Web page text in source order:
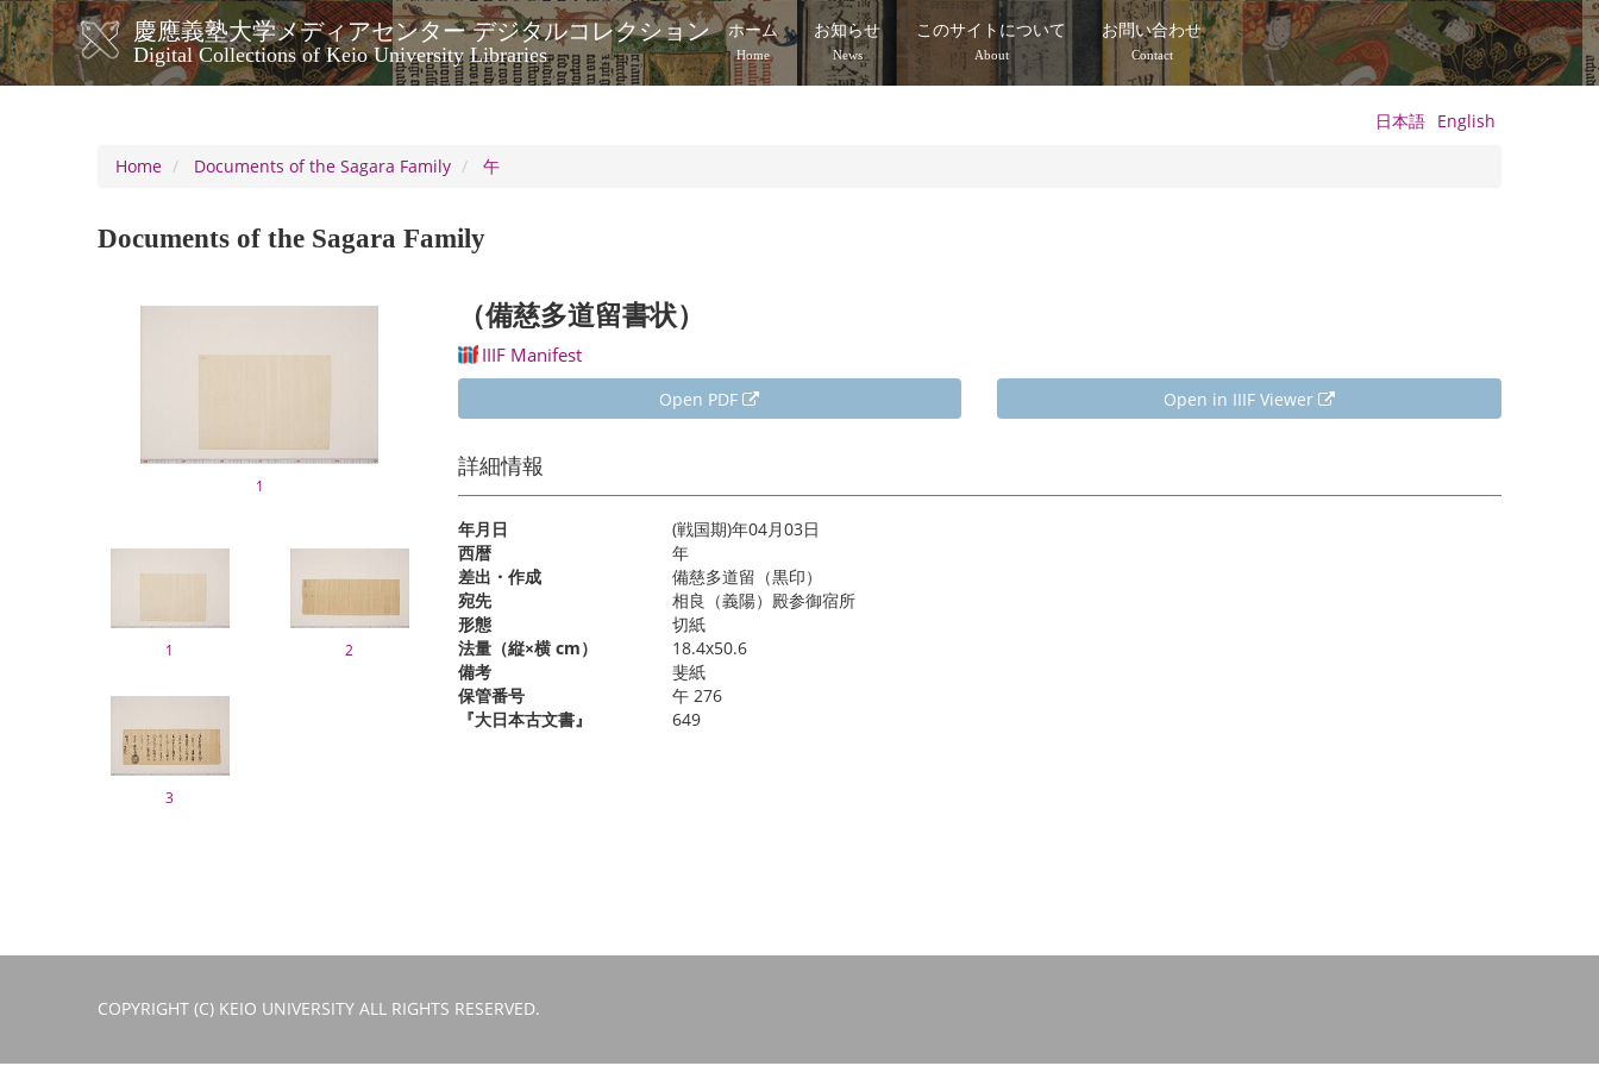
Skip
to
main
content
慶應義塾大学メディアセンター デジタルコレクション
Digital Collections of Keio University Libraries
メ
イ
ビ
シ
ホーム
Home
お知らせ
News
このサイトについて
About
お問い合わせ
Contact
日本語 English
Home
Documents of the Sagara Family 午
Documents of the Sagara Family
1
1 2
3
（備慈多道留書状）
IIIF Manifest
Open PDF Open in IIIF Viewer
詳細情報
年月日
(戦国期)年04月03日
西暦
年
差出・作成
備慈多道留（黒印）
宛先
相良（義陽）殿参御宿所
形態
切紙
法量（縦×横 cm）
18.4x50.6
備考
斐紙
保管番号
午 276
『大日本古文書』
649
COPYRIGHT (C) KEIO UNIVERSITY ALL RIGHTS RESERVED.